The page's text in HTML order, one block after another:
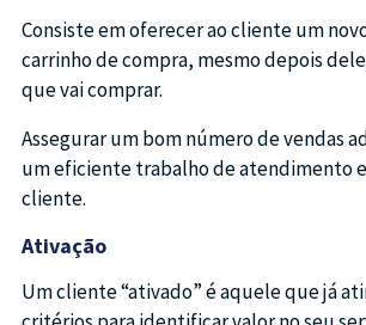
Consiste em oferecer ao cliente um
carrinho de compra, mesmo depois
que vai comprar.
Assegurar um bom número de vendas
um eficiente trabalho de atendimento
cliente.
Ativação
Um cliente “ativado” é aquele que já